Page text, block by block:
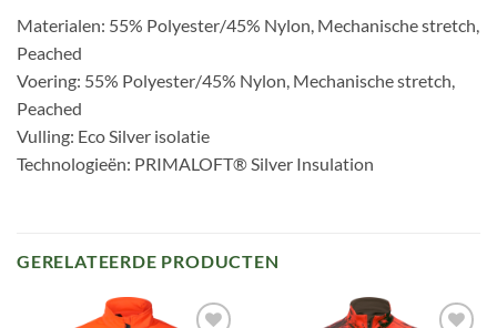
Materialen: 55% Polyester/45% Nylon, Mechanische stretch,
Peached
Voering: 55% Polyester/45% Nylon, Mechanische stretch,
Peached
Vulling: Eco Silver isolatie
Technologieën: PRIMALOFT® Silver Insulation
GERELATEERDE PRODUCTEN